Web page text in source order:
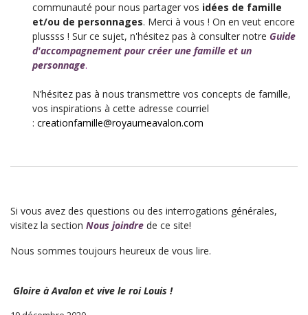
communauté pour nous partager vos idées de famille
et/ou de personnages. Merci à vous ! On en veut encore
plussss ! Sur ce sujet, n'hésitez pas à consulter notre Guide
d'accompagnement pour créer une famille et un
personnage.
N’hésitez pas à nous transmettre vos concepts de famille,
vos inspirations à cette adresse courriel
: creationfamille@royaumeavalon.com
Si vous avez des questions ou des interrogations générales,
visitez la section Nous joindre de ce site!
Nous sommes toujours heureux de vous lire.
Gloire à Avalon et vive le roi Louis !